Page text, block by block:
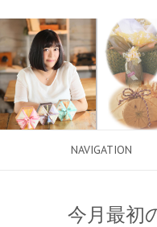
今月最初